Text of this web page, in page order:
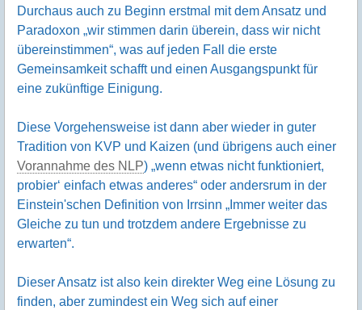
Durchaus auch zu Beginn erstmal mit dem Ansatz und
Paradoxon „wir stimmen darin überein, dass wir nicht
übereinstimmen“, was auf jeden Fall die erste
Gemeinsamkeit schafft und einen Ausgangspunkt für
eine zukünftige Einigung.
Diese Vorgehensweise ist dann aber wieder in guter
Tradition von KVP und Kaizen (und übrigens auch einer
Vorannahme des NLP) „wenn etwas nicht funktioniert,
probier‘ einfach etwas anderes“ oder andersrum in der
Einstein'schen Definition von Irrsinn „Immer weiter das
Gleiche zu tun und trotzdem andere Ergebnisse zu
erwarten“.
Dieser Ansatz ist also kein direkter Weg eine Lösung zu
finden, aber zumindest ein Weg sich auf einer